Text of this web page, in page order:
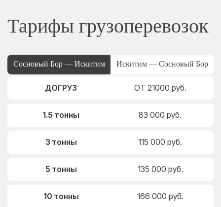
Тарифы грузоперевозок
Сосновый Бор — Искитим Искитим — Сосновый Бор
ДОГРУЗ ОТ 21000 руб.
1.5 тонны 83 000 руб.
3 тонны 115 000 руб.
5 тонны 135 000 руб.
10 тонны 166 000 руб.